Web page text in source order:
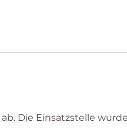
Die Einsatzstelle